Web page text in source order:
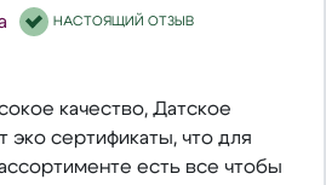
НАСТОЯЩИЙ ОТЗЫВ
качество, Датское
эко сертификаты, что для
есть все чтобы